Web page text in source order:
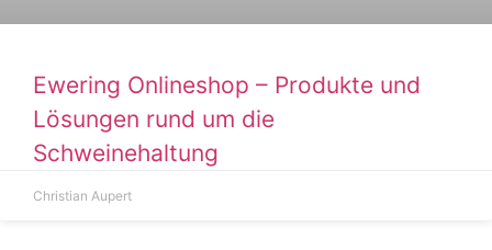
Ewering Onlineshop – Produkte und
Lösungen rund um die
Schweinehaltung
Christian Aupert